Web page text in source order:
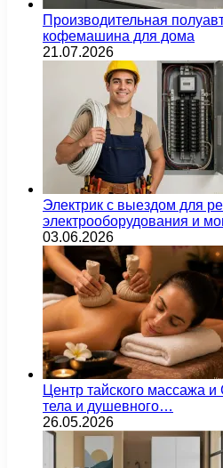
Производительная
кофемашина для дома
21.07.2026
Электрик с выездом для
электрооборудования и
03.06.2026
Центр тайского массажа
тела и душевного…
26.05.2026